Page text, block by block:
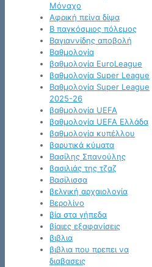
Μόναχο
Αφρική πείνα δίψα
Β παγκόσμιος πόλεμος
Βαγιαννίδης αποβολή
Βαθμολογία
βαθμολογία EuroLeague
βαθμολογία Super League
Βαθμολογία Super League
2025-26
βαθμολογία UEFA
βαθμολογία UEFA Ελλάδα
βαθμολογία κυπέλλου
βαρυτικά κύματα
Βασίλης Σπανούλης
βασιλιάς της τζαζ
Βασίλισσα
βελγική αρχαιολογία
Βερολίνο
βία στα γήπεδα
βίαιες εξαφανίσεις
βιβλια
βιβλια που πρεπει να
διαβασεις